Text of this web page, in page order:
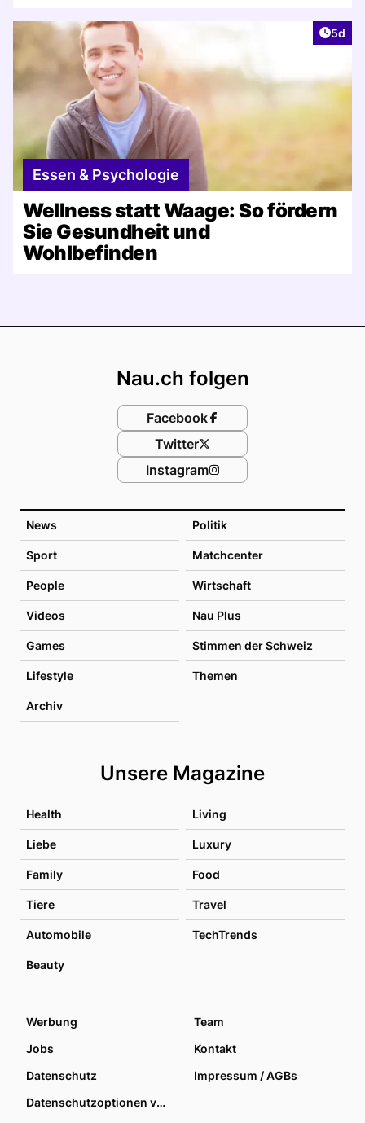
5d
Essen & Psychologie
Wellness statt Waage: So fördern
Sie Gesundheit und
Wohlbefinden
News Politik
Sport Matchcenter
People Wirtschaft
Videos Nau Plus
Games Stimmen der Schweiz
Lifestyle Themen
Archiv
Unsere Magazine
Health Living
Liebe Luxury
Family Food
Tiere Travel
Automobile TechTrends
Beauty
Nau.ch folgen
Facebook
Twitter
Instagram
Werbung
Team
Jobs
Kontakt
Datenschutz
Impressum / AGBs
Datenschutzoptionen verwalten